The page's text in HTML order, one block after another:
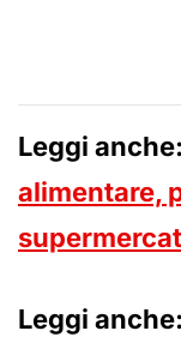
Leggi anche:
alimentare,
Leggi anche: